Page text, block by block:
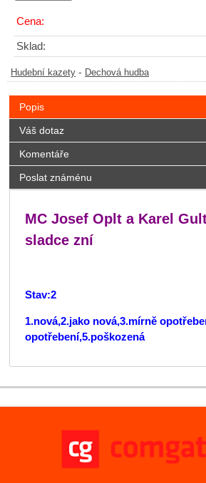
Cena:
Sklad:
Hudební kazety - Dechová hudba
Popis
Váš dotaz
Komentáře
Poslat známénu
MC Josef Oplt a Karel
sladce zní
Stav:2
1.nová,2.jako nová,3.mírně
opotřebení,5.poškozená